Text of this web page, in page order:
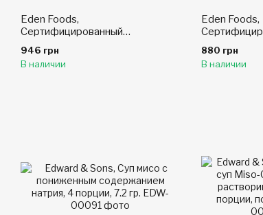
Eden Foods,
Сертифицированный
натуральный Хаттё-мисо, 12.1
унций (345 г)
946 грн
В наличии
Eden Foods,
ячменя и
880 грн
В наличии